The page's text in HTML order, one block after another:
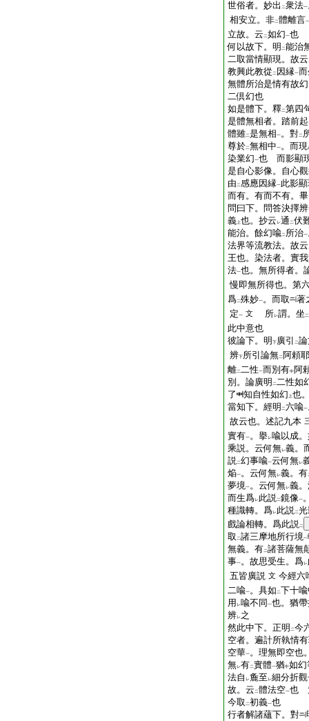
世俗者。妙出 二衆法一
相安立。非二體離言一
立故。云 二如幻一也
何以故下。明 二能治
二取當情顯現。故云
教興此教從 二 因縁一
無體所治是情有故
二倶幻也
如是體下。釋二第四
是體無相者。踏前起
體雖二是無相一。對二
尊於二無相中一。而現
染業幻一也 而影顯
是自心影像。自心
由 二感應因縁一此影
而有。有而不有。
問曰下。問答決擇辨
義 上也。抄云 レ通 二伏
能治。餘幻喩二 所治一
法界等流教法。故云
王也。染法者。實
法一也。無所得者。
慢即無所得也。第
爲二殊妙一。而取
著
定一 文 所レ謂。坐 二
此中意也
彼論下。明 下廣引 二
辨下所引論無二 阿頼
離二二性一而別有中阿
別。論廣明 二二性如
了
知自性如幻 上也
當知下。經明 二六喩一
故云也。述記九本
實有一。擧レ喩以成
乘説。云何無レ義。
説二幻事喩一云何無レ
焔一。云何無レ義。有
夢境一。云何無レ義
而生爲レ此説二鏡像一
種識轉。爲レ此説二
戲論相轉。爲此説二
取 二諸三摩地所行境一
無義。有二諸菩薩無
事一。故思受生。爲レ
五皆廣説 文 今經六
二喩一。具如 二下十
用 レ喩不同 一也。猶
辨レ之
然此中下。正明 二今
空者。遍計所執情
空華一。理無即空也
無レ有二實體一猶中如幻
法自 レ麁至 レ細分折觀
故。云 二體法空一也
今取 二初義一也
行者解諸蘊下。對